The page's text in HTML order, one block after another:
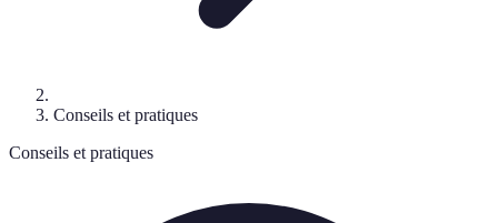
Conseils et pratiques
Conseils et pratiques